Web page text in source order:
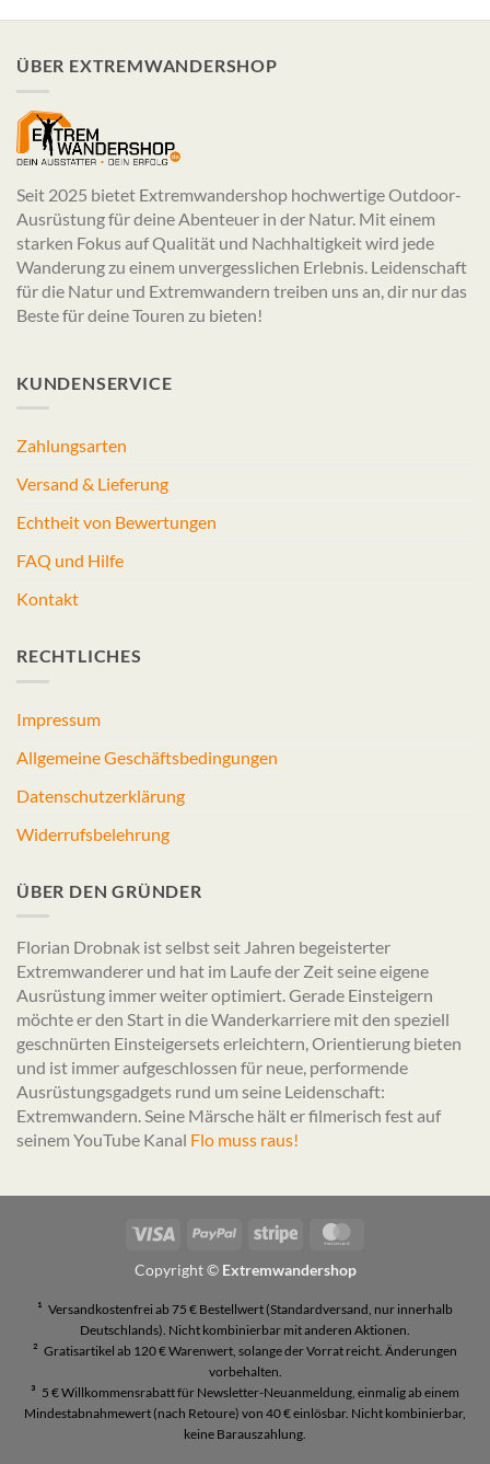
ÜBER EXTREMWANDERSHOP
Seit 2025 bietet Extremwandershop hochwertige Outdoor-
Ausrüstung für deine Abenteuer in der Natur. Mit einem
starken Fokus auf Qualität und Nachhaltigkeit wird jede
Wanderung zu einem unvergesslichen Erlebnis. Leidenschaft
für die Natur und Extremwandern treiben uns an, dir nur das
Beste für deine Touren zu bieten!
KUNDENSERVICE
Zahlungsarten
Versand & Lieferung
Echtheit von Bewertungen
FAQ und Hilfe
Kontakt
RECHTLICHES
Impressum
Allgemeine Geschäftsbedingungen
Datenschutzerklärung
Widerrufsbelehrung
ÜBER DEN GRÜNDER
Florian Drobnak ist selbst seit Jahren begeisterter
Extremwanderer und hat im Laufe der Zeit seine eigene
Ausrüstung immer weiter optimiert. Gerade Einsteigern
möchte er den Start in die Wanderkarriere mit den speziell
geschnürten Einsteigersets erleichtern, Orientierung bieten
und ist immer aufgeschlossen für neue, performende
Ausrüstungsgadgets rund um seine Leidenschaft:
Extremwandern. Seine Märsche hält er filmerisch fest auf
seinem YouTube Kanal Flo muss raus!
Visa PayPal Stripe
Copyright © Extremwandershop
¹ Versandkostenfrei ab 75 € Bestellwert (Standardversand, nur innerhalb
Deutschlands). Nicht kombinierbar mit anderen Aktionen.
² Gratisartikel ab 120 € Warenwert, solange der Vorrat reicht. Änderungen
vorbehalten.
³ 5 € Willkommensrabatt für Newsletter-Neuanmeldung, einmalig ab einem
Mindestabnahmewert (nach Retoure) von 40 € einlösbar. Nicht kombinierbar,
keine Barauszahlung.